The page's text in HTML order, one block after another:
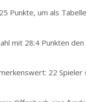
Punkte, um als
mit 28:4 Punkten
22 Spieler